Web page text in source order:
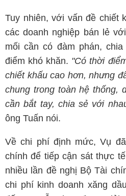
Tuy nhiên, với vấn đề chiết
các doanh nghiệp bán lẻ
mối cần có đàm phán,
điểm khó khăn. "Có thời
chiết khấu cao hơn, nhưng
chung trong toàn hệ thống,
cần bắt tay, chia sẻ với
ông Tuấn nói.
Về chi phí định mức, Vụ
chính để tiếp cận sát thực
nhiều lần đề nghị Bộ Tài
chi phí kinh doanh xăng